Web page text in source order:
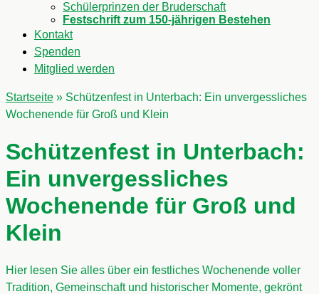
Schülerprinzen der Bruderschaft
Festschrift zum 150-jährigen Bestehen
Kontakt
Spenden
Mitglied werden
Startseite » Schützenfest in Unterbach: Ein unvergessliches
Wochenende für Groß und Klein
Schützenfest in Unterbach:
Ein unvergessliches
Wochenende für Groß und
Klein
Hier lesen Sie alles über ein festliches Wochenende voller
Tradition, Gemeinschaft und historischer Momente, gekrönt